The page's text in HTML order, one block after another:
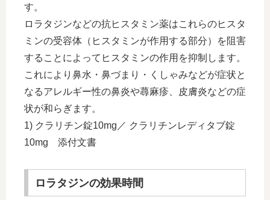
す。
ロラタジンなどの抗ヒスタミン薬はこれらのヒスタ
ミンの受容体（ヒスタミンが作用する部分）を阻害
することによってヒスタミンの作用を抑制します。
これにより鼻水・鼻づまり・くしゃみなどが症状と
なるアレルギー性の鼻炎や蕁麻疹、皮膚炎などの症
状が和らぎます。
1) クラリチン錠10mg／ クラリチンレディタブ錠
10mg 添付文書
ロラタジンの効果時間